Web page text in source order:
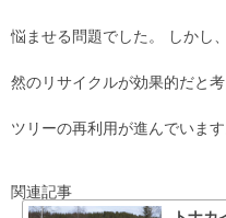
悩ませる問題でした。 しかし
然のリサイクルが効果的だと
ツリーの再利用が進んでいます
関連記事